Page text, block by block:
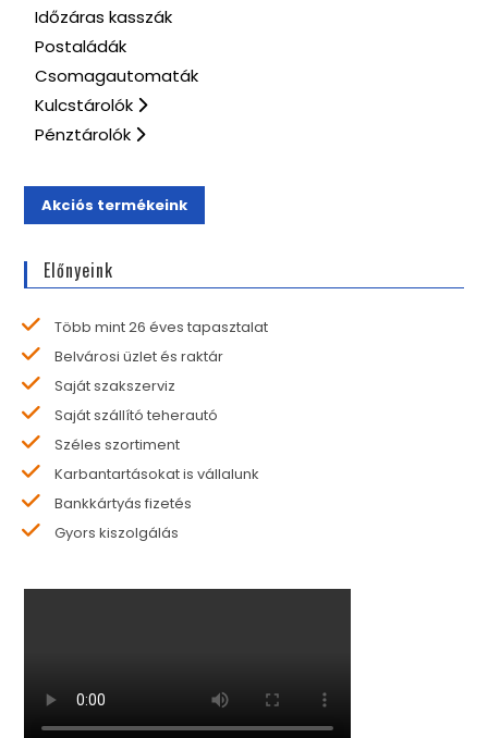
Időzáras kasszák
Postaládák
Csomagautomaták
Kulcstárolók
Pénztárolók
Akciós termékeink
Előnyeink
Több mint 26 éves tapasztalat
Belvárosi üzlet és raktár
Saját szakszerviz
Saját szállító teherautó
Széles szortiment
Karbantartásokat is vállalunk
Bankkártyás fizetés
Gyors kiszolgálás